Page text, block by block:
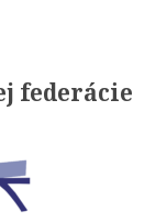
federácie